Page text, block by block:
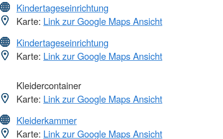
Kindertageseinrichtung
Karte: Link zur Google Maps Ansicht
Kindertageseinrichtung
Karte: Link zur Google Maps Ansicht
Kleidercontainer
Karte: Link zur Google Maps Ansicht
Kleiderkammer
Karte: Link zur Google Maps Ansicht